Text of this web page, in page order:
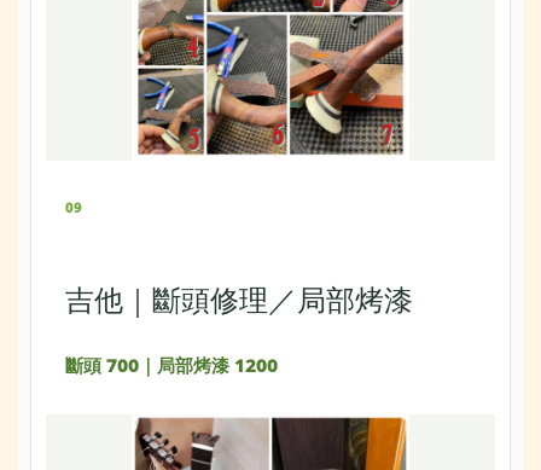
09
吉他｜斷頭修理／局部烤漆
斷頭 700｜局部烤漆 1200